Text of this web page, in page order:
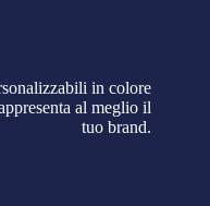
in colore
al meglio il
tuo brand.